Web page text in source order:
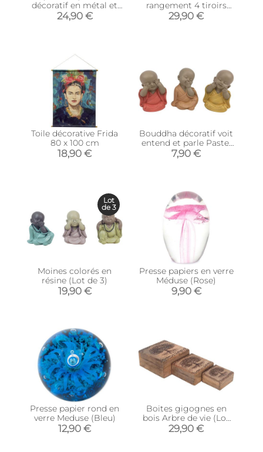
décoratif en métal et
verre avec points
colorés
24,90 €
rangement 4 tiroirs
colorés
29,90 €
Toile décorative Frida
80 x 100 cm
18,90 €
Bouddha décoratif voit
entend et parle Pastel
(Lot de 3)
7,90 €
Moines colorés en
résine (Lot de 3)
19,90 €
Lot
de 3
Presse papiers en verre
Méduse (Rose)
9,90 €
Presse papier rond en
verre Meduse (Bleu)
12,90 €
Boites gigognes en
bois Arbre de vie (Lot
de 3)
29,90 €